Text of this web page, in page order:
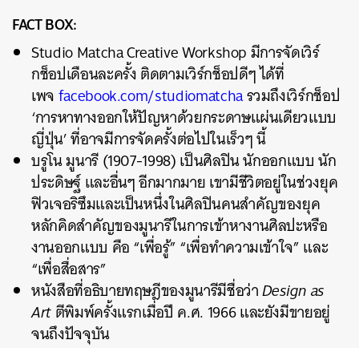
FACT BOX:
Studio Matcha Creative Workshop มีการจัดเวิร์
กช็อปเดือนละครั้ง ติดตามเวิร์กช็อปดีๆ ได้ที่
เพจfacebook.com/studiomatchaรวมถึงเวิร์กช็อป
‘การหาทางออกให้ปัญหาด้วยกระดาษแผ่นเดียวแบบ
ญี่ปุ่น’ ที่อาจมีการจัดครั้งต่อไปในเร็วๆ นี้
บรูโน มูนารี (1907-1998) เป็นศิลปิน นักออกแบบ นัก
ประดิษฐ์ และอื่นๆ อีกมากมาย เขามีชีวิตอยู่ในช่วงยุค
ฟิวเจอริซึมและเป็นหนึ่งในศิลปินคนสำคัญของยุค
หลักคิดสำคัญของมูนารีในการเข้าหางานศิลปะหรือ
งานออกแบบ คือ “เพื่อรู้” “เพื่อทำความเข้าใจ” และ
“เพื่อสื่อสาร”
หนังสือที่อธิบายทฤษฎีของมูนารีมีชื่อว่าDesign as
Artตีพิมพ์ครั้งแรกเมื่อปี ค.ศ. 1966 และยังมีขายอยู่
จนถึงปัจจุบัน